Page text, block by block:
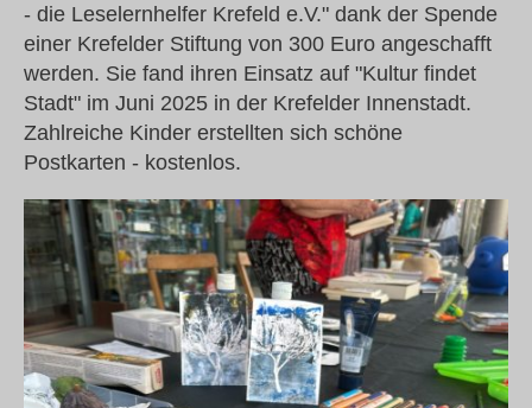
- die Leselernhelfer Krefeld e.V." dank der Spende
einer Krefelder Stiftung von 300 Euro angeschafft
werden. Sie fand ihren Einsatz auf "Kultur findet
Stadt" im Juni 2025 in der Krefelder Innenstadt.
Zahlreiche Kinder erstellten sich schöne
Postkarten - kostenlos.